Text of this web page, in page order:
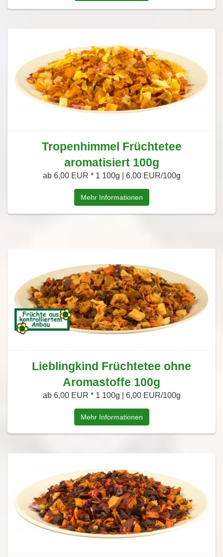
Tropenhimmel Früchtetee
aromatisiert 100g
ab 6,00 EUR * 1 100g | 6,00 EUR/100g
Mehr Informationen
Lieblingkind Früchtetee ohne
Aromastoffe 100g
ab 6,00 EUR * 1 100g | 6,00 EUR/100g
Mehr Informationen